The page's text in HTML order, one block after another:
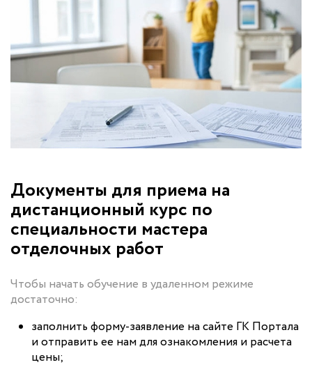
Документы для приема на
дистанционный курс по
специальности мастера
отделочных работ
Чтобы начать обучение в удаленном режиме
достаточно:
заполнить форму-заявление на сайте ГК Портала
и отправить ее нам для ознакомления и расчета
цены;